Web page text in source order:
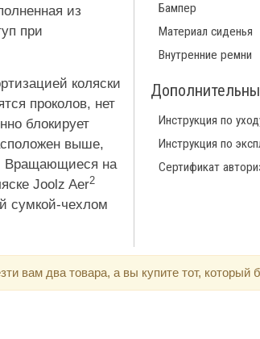
из
при
коляски
проколов, нет
блокирует
выше,
Вращающиеся на
Joolz Aer2
сумкой-чехлом
Бампер
Материал сиденья
Внутренние ремни
Инструкция по
Инструкция по
Сертификат
вам два товара, а вы купите тот,